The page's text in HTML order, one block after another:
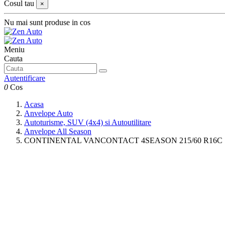
Cosul tau
×
Nu mai sunt produse in cos
Meniu
Cauta
Autentificare
0 Cos
Acasa
Anvelope Auto
Autoturisme, SUV (4x4) si Autoutilitare
Anvelope All Season
CONTINENTAL VANCONTACT 4SEASON 215/60 R16C